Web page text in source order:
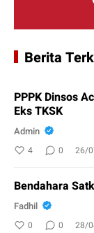
Berita
PPPK Dinsos
Eks TKSK
Admin
4 0 26/
Bendahara
Fadhil
0 0 28/